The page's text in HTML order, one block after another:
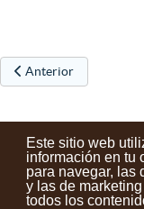
Este sitio web
información en tu
para navegar, las
y las de
todos los
Artículo anterior:
Anterior
Contactos